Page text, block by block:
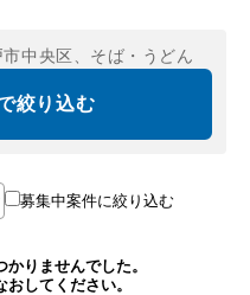
中央区、そば・うどん
絞り込む
募集中案件に絞り込む
りませんでした。
してください。